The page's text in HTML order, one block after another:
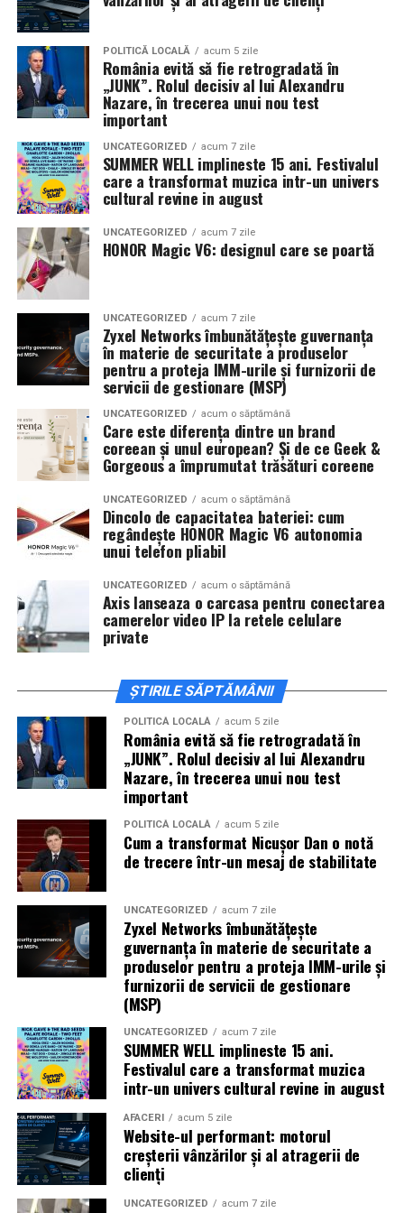
Sursa articol:
în mai multe orașe.
Pe11 februarieva avea loc proiecția specială
mea”de la Cinema City din City Park Constanța
18:30, unde
regizorul Paul Decu și actrița Azaleea
Necula, originari din Constanța și împrejurimi, vor
prezenta filmul alături de colegii lor
Alexandra Răduță și Gabriel Vatavu.
Cinema City Shopping City Galațiinvită spectatorii
12 februarie de la 18:30
State și Azaleea Necula și regizorul Paul Decu.
Pe 13 februarie la ora 18:30
invitați la proiecția specială din
, alături de regizorulPaul Decuși de
actoriiGabriel Vatavu, Sergiu Costache, Azaleea
Necula, Alexandra Răduță.
De „Ziua Îndrăgostiților”, pe14 februarie, în Cinema
City Iulius Mall Suceava, de la 18:30, spectatorii sunt
invitați la film alături de regizorulPaul Decu și de
actoriiSergiu Costache, Vlad si Oana Gherman,
Alexandra Răduță.
Cineplexx Băneasa Shopping City
București
găzduiește o proiecție specială în prezența
întregii echipe pe15 februarie, de la 17:30.
ÎnCraiova , regizorulPaul Decuși actoriiSergiu
Costache, Azaleea Necula și Oana Gherman
Mall pe 16 februarie de la ora 18:00.
ActoriiVlad Gherman, Oana Gherman și Ioana
Ginghină
vin la întâlnirea cu publicul dinCinema City
Vivo! Pitești pe 17 februarie, de la 18:30și vor
participa la o discuție după proiecție, alături de
Paul Decu.
Caravana„În pielea mea”ajunge laCinema City
Shopping City Ploiești, pe 18 februarie, de la 18:30, la
proiecția specială introdusă de regizorul
alături de actoriiIoana State, Vlad și Oana Gherman,
Azaleea Necula și Gabriel Vatavu.
O comedie actuală și spumoasă, filmul„În pielea
este distribuit de T.R.I.B.E. Films.
TRAILER:https://bit.ly/InPieleaMea
Site oficial:
inpieleamea.ro
Mai multe detalii, imagini de la filmări, fragmente din
film, declarații din partea actorilor și informații despre
concursuri sunt disponibile pe paginile social media ale
filmului de Facebook,Instagram,TikTok .
Adrian Pădurețu semnează imaginea filmului. De sunet
POLITICĂ LOCALĂ acum 5 zile
România evită să fie retrogradată în
„JUNK”. Rolul decisiv al lui Alexandru
Nazare, în trecerea unui nou test
important
UNCATEGORIZED acum 7 zile
SUMMER WELL implineste 15 ani. Festivalul
care a transformat muzica intr-un univers
cultural revine in august
UNCATEGORIZED acum 7 zile
HONOR Magic V6: designul care se poartă
UNCATEGORIZED acum 7 zile
Zyxel Networks îmbunătățește guvernanța
în materie de securitate a produselor
pentru a proteja IMM-urile și furnizorii de
servicii de gestionare (MSP)
UNCATEGORIZED acum o săptămână
Care este diferența dintre un brand
coreean și unul european? Și de ce Geek &
Gorgeous a împrumutat trăsături coreene
UNCATEGORIZED acum o săptămână
Dincolo de capacitatea bateriei: cum
regândește HONOR Magic V6 autonomia
unui telefon pliabil
UNCATEGORIZED acum o săptămână
Axis lanseaza o carcasa pentru conectarea
camerelor video IP la retele celulare
private
ȘTIRILE SĂPTĂMÂNII
POLITICĂ LOCALĂ acum 5 zile
România evită să fie retrogradată în
„JUNK”. Rolul decisiv al lui Alexandru
Nazare, în trecerea unui nou test
important
POLITICĂ LOCALĂ acum 5 zile
Cum a transformat Nicușor Dan o notă
de trecere într-un mesaj de stabilitate
UNCATEGORIZED acum 7 zile
Zyxel Networks îmbunătățește
guvernanța în materie de securitate a
produselor pentru a proteja IMM-urile și
furnizorii de servicii de gestionare
(MSP)
UNCATEGORIZED acum 7 zile
SUMMER WELL implineste 15 ani.
Festivalul care a transformat muzica
intr-un univers cultural revine in august
AFACERI acum 5 zile
Website-ul performant: motorul
creșterii vânzărilor și al atragerii de
clienți
UNCATEGORIZED acum 7 zile